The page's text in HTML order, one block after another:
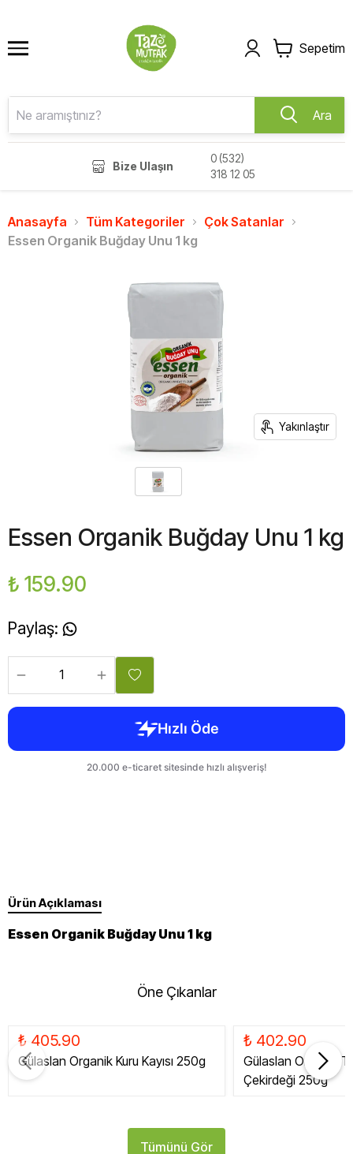
Sepetim
Ara
Bize Ulaşın
0 (532)
318 12 05
Anasayfa Tüm Kategoriler
Çok Satanlar
Essen Organik Buğday Unu 1 kg
Yakınlaştır
Essen Organik Buğday Unu 1 kg
₺ 159.90
Paylaş:
Ürün Açıklaması
Essen Organik Buğday Unu 1 kg
Öne Çıkanlar
₺ 405.90
Gülaslan Organik Kuru Kayısı 250g
₺ 402.90
Gülaslan Organik
Çekirdeği 250g
Tümünü Gör